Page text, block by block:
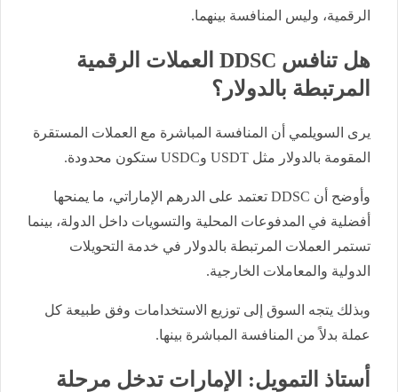
الرقمية، وليس المنافسة بينهما.
هل تنافس DDSC العملات الرقمية
المرتبطة بالدولار؟
يرى السويلمي أن المنافسة المباشرة مع العملات المستقرة
المقومة بالدولار مثل USDT وUSDC ستكون محدودة.
وأوضح أن DDSC تعتمد على الدرهم الإماراتي، ما يمنحها
أفضلية في المدفوعات المحلية والتسويات داخل الدولة، بينما
تستمر العملات المرتبطة بالدولار في خدمة التحويلات
الدولية والمعاملات الخارجية.
وبذلك يتجه السوق إلى توزيع الاستخدامات وفق طبيعة كل
عملة بدلاً من المنافسة المباشرة بينها.
أستاذ التمويل: الإمارات تدخل مرحلة